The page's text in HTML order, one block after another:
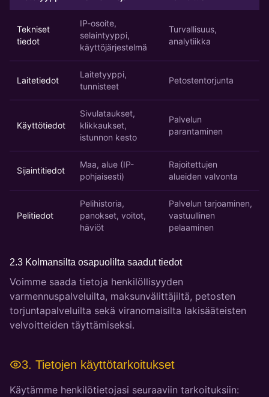
Tekniset
tiedot
IP-osoite,
selaintyyppi,
käyttöjärjestelmä
Turvallisuus,
analytiikka
Laitetiedot
Laitetyyppi,
tunnisteet
Petostentorjunta
Käyttötiedot
Sivulataukset,
klikkaukset,
istunnon kesto
Palvelun
parantaminen
Sijaintitiedot
Maa, alue (IP-
pohjaisesti)
Rajoitettujen
alueiden valvonta
Pelitiedot
Pelihistoria,
panokset, voitot,
häviöt
Palvelun tarjoaminen,
vastuullinen
pelaaminen
2.3 Kolmansilta osapuolilta saadut tiedot
Voimme saada tietoja henkilöllisyyden
varmennuspalveluilta, maksunvälittäjiltä, petosten
torjuntapalveluilta sekä viranomaisilta lakisääteisten
velvoitteiden täyttämiseksi.
3. Tietojen käyttötarkoitukset
Käytämme henkilötietojasi seuraaviin tarkoituksiin: